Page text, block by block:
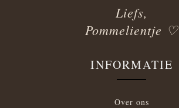
Liefs,
Pommelientje ♡
INFORMATIE
Over ons